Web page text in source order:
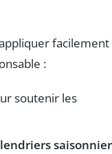
:
soutenir les